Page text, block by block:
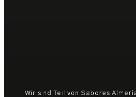
Wir sind Teil von Sabores